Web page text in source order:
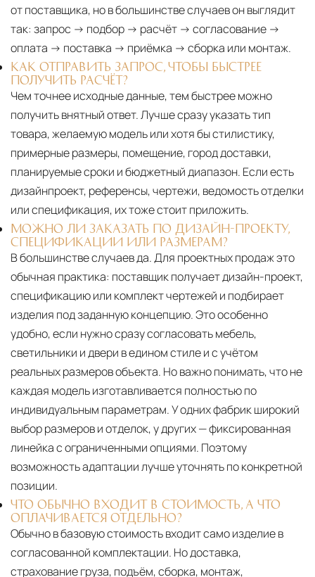
от поставщика, но в большинстве случаев он выглядит
так: запрос → подбор → расчёт → согласование →
оплата → поставка → приёмка → сборка или монтаж.
КАК ОТПРАВИТЬ ЗАПРОС, ЧТОБЫ БЫСТРЕЕ
ПОЛУЧИТЬ РАСЧЁТ?
Чем точнее исходные данные, тем быстрее можно
получить внятный ответ. Лучше сразу указать тип
товара, желаемую модель или хотя бы стилистику,
примерные размеры, помещение, город доставки,
планируемые сроки и бюджетный диапазон. Если есть
дизайнпроект, референсы, чертежи, ведомость отделки
или спецификация, их тоже стоит приложить.
МОЖНО ЛИ ЗАКАЗАТЬ ПО ДИЗАЙН-ПРОЕКТУ,
СПЕЦИФИКАЦИИ ИЛИ РАЗМЕРАМ?
В большинстве случаев да. Для проектных продаж это
обычная практика: поставщик получает дизайн-проект,
спецификацию или комплект чертежей и подбирает
изделия под заданную концепцию. Это особенно
удобно, если нужно сразу согласовать мебель,
светильники и двери в едином стиле и с учётом
реальных размеров объекта. Но важно понимать, что не
каждая модель изготавливается полностью по
индивидуальным параметрам. У одних фабрик широкий
выбор размеров и отделок, у других — фиксированная
линейка с ограниченными опциями. Поэтому
возможность адаптации лучше уточнять по конкретной
позиции.
ЧТО ОБЫЧНО ВХОДИТ В СТОИМОСТЬ, А ЧТО
ОПЛАЧИВАЕТСЯ ОТДЕЛЬНО?
Обычно в базовую стоимость входит само изделие в
согласованной комплектации. Но доставка,
страхование груза, подъём, сборка, монтаж,